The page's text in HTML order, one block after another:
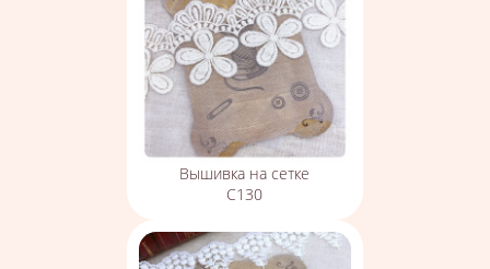
Вышивка на сетке
С130